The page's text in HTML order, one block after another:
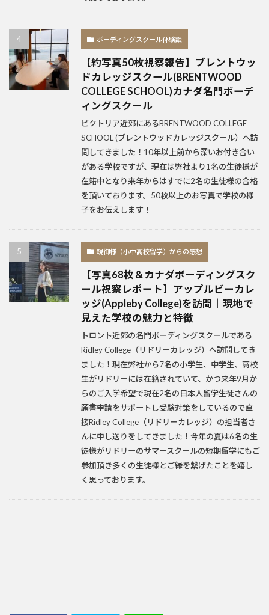
ボーディングスクール体験談
【約写真50枚視察報告】ブレントウッ
ドカレッジスクール(BRENTWOOD
COLLEGE SCHOOL)カナダ名門ボーデ
ィングスクール
ビクトリア近郊にあるBRENTWOOD COLLEGE
SCHOOL (ブレントウッドカレッジスクール）へ訪
問してきました！10年以上前から深いお付き合い
がある学校ですが、現在は弊社より1名の生徒様が
在籍中となり来年からはすでに2名の生徒様の合格
を頂いております。50枚以上のお写真で学校の様
子をお伝えします！
親御様（小中高校留学）からの感想
【写真68枚＆カナダボーディングスク
ール視察レポート】アップルビーカレ
ッジ(Appleby College)を訪問｜現地で
見えた学校の魅力と特徴
トロント近郊の名門ボーディングスクールである
Ridley College（リドリーカレッジ）へ訪問してき
ました！現在弊社から7名の小学生、中学生、高校
生がリドリーには在籍されていて、かつ来年9月か
らのご入学希望で現在2名の日本人留学生徒さんの
願書申請をサポートし受験対策をしているので直
接Ridley College（リドリーカレッジ）の担当者さ
んに申し送りをしてきました！今年の夏は6名の生
徒様がリドリーのサマースクールの短期留学にもご
参加頂き多くの生徒様とご縁を繋げたことを嬉し
く思っております。